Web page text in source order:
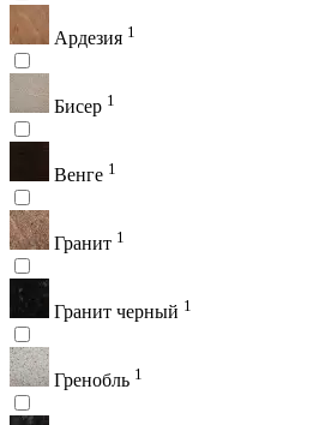
Ардезия 1
Бисер 1
Венге 1
Гранит 1
Гранит черный 1
Гренобль 1